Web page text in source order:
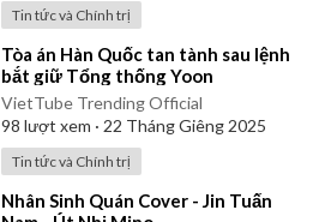
Tin tức và Chính trị
⁣Tòa án Hàn Quốc tan tành sau lệnh
bắt giữ Tổng thống Yoon
VietTube Trending Official
98 lượt xem · 22 Tháng Giêng 2025
Tin tức và Chính trị
⁣Nhân Sinh Quán Cover - Jin Tuấn